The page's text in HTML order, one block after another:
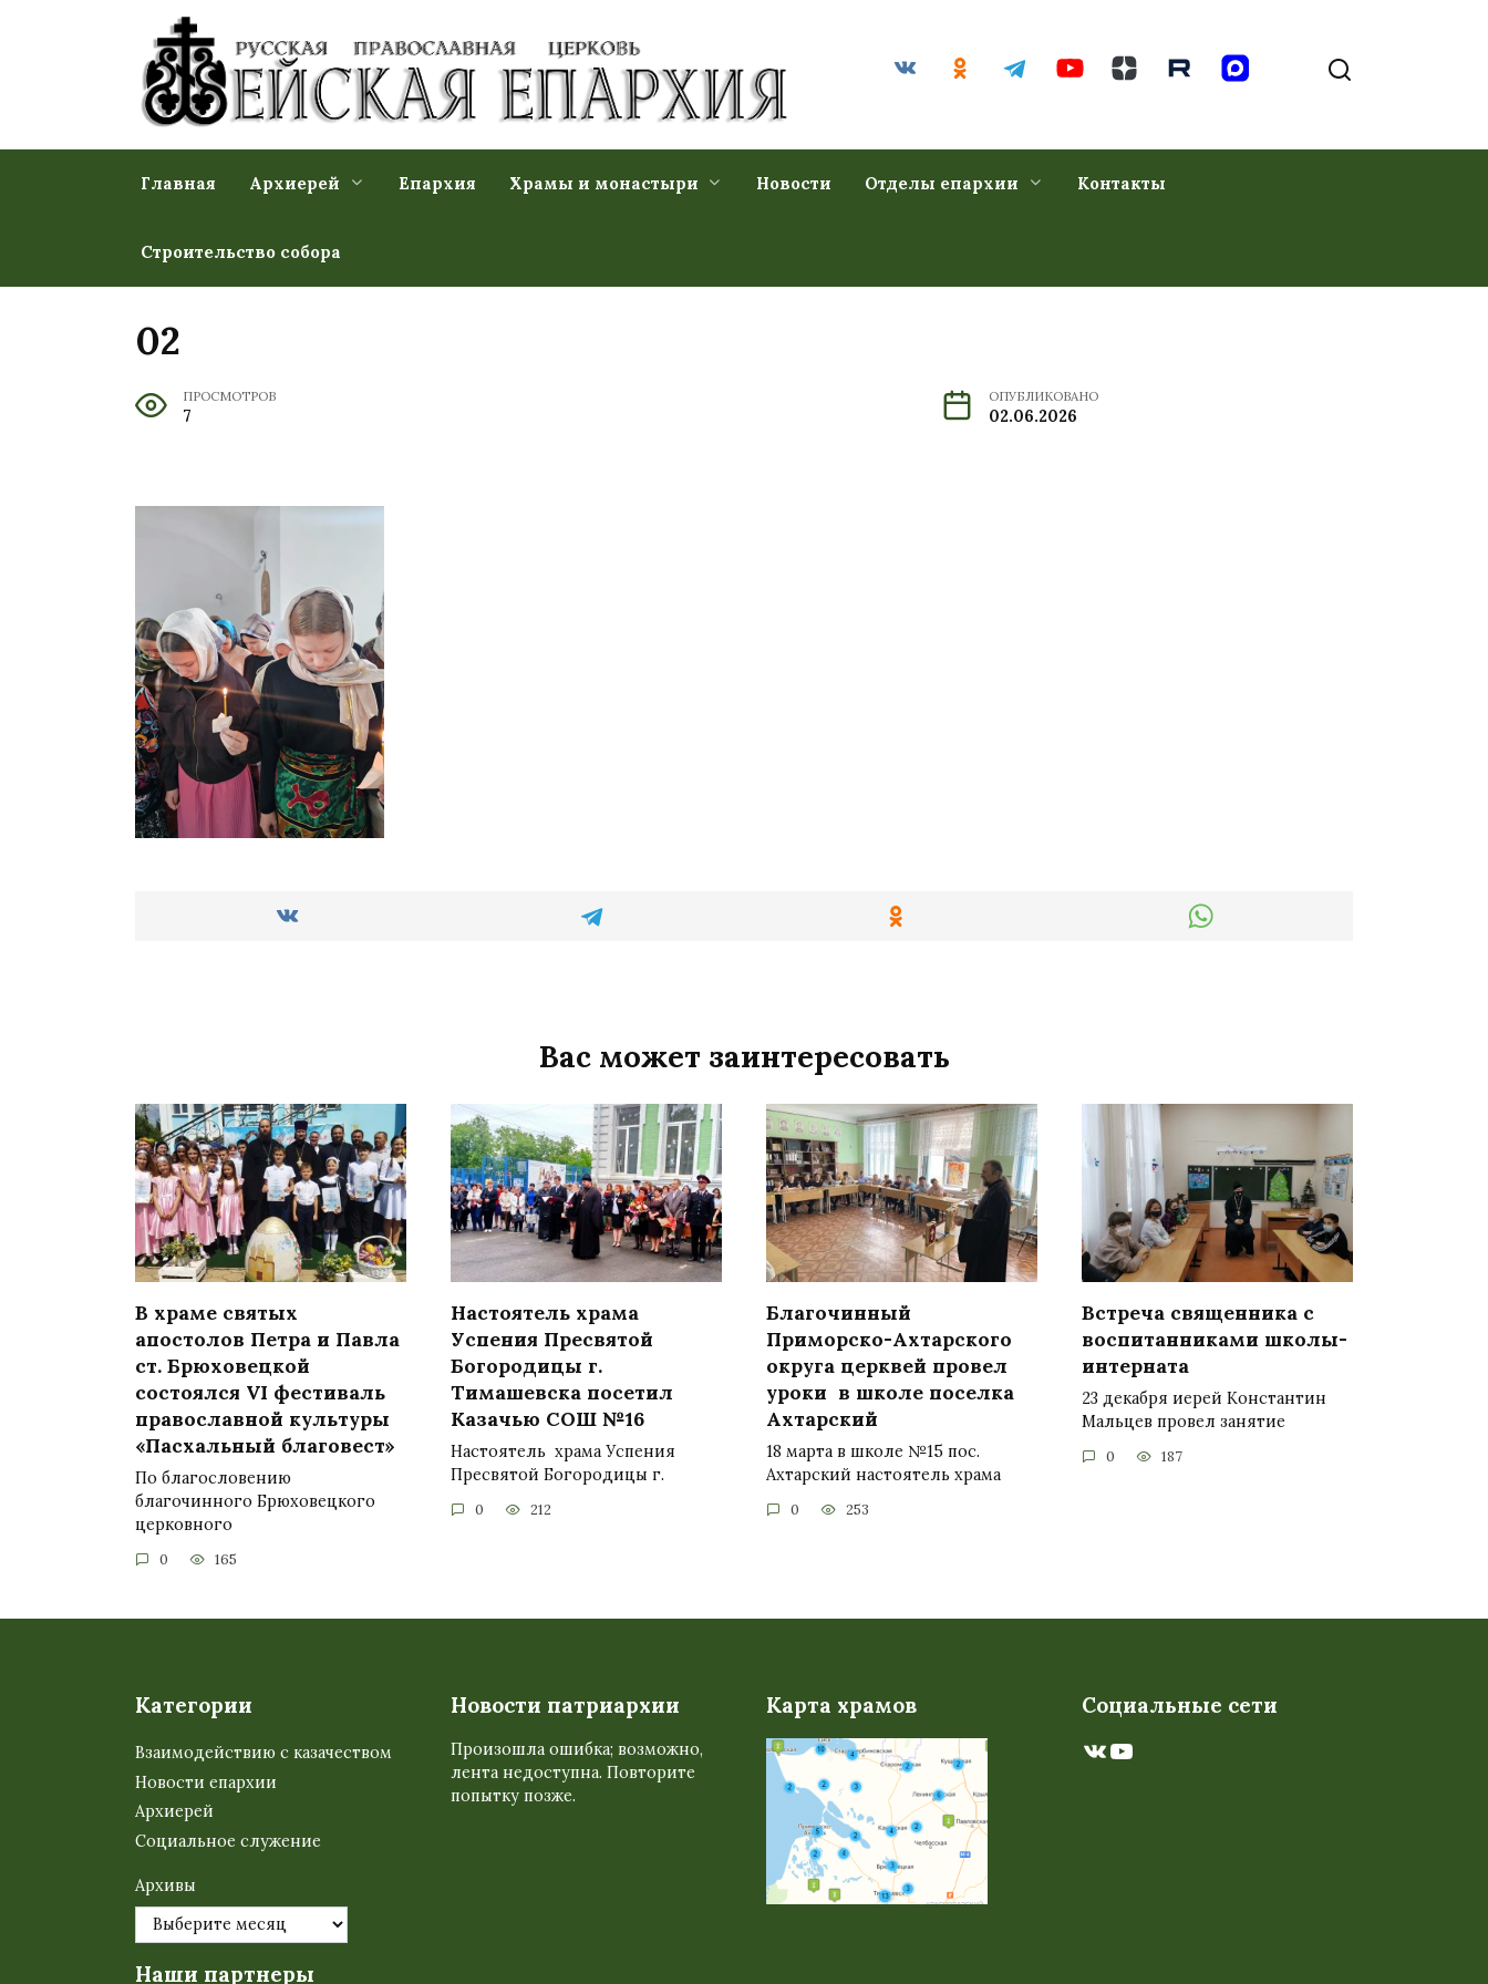
Главная Архиерей Епархия Храмы и монастыри Новости Отделы епархии Контакты
Строительство собора
02
ПРОСМОТРОВ
7
ОПУБЛИКОВАНО
02.06.2026
Вас может заинтересовать
В храме святых
апостолов Петра и Павла
ст. Брюховецкой
состоялся VI фестиваль
православной культуры
«Пасхальный благовест»
По благословению
благочинного Брюховецкого
церковного
0 165
Настоятель храма
Успения Пресвятой
Богородицы г.
Тимашевска посетил
Казачью СОШ №16
Настоятель храма Успения
Пресвятой Богородицы г.
0 212
Благочинный
Приморско-Ахтарского
округа церквей провел
уроки в школе поселка
Ахтарский
18 марта в школе №15 пос.
Ахтарский настоятель храма
0 253
Встреча священника с
воспитанниками школы-
интерната
23 декабря иерей Константин
Мальцев провел занятие
0 187
Категории
Взаимодействию с казачеством
Новости епархии
Архиерей
Социальное служение
Архивы
Наши партнеры
Новости патриархии
Произошла ошибка; возможно,
лента недоступна. Повторите
попытку позже.
Карта храмов Социальные сети
ВКонтакте
YouTube